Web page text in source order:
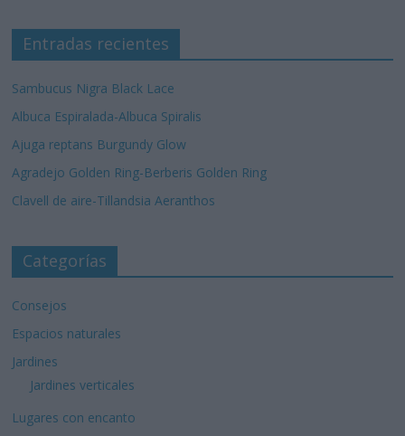
Entradas recientes
Sambucus Nigra Black Lace
Albuca Espiralada-Albuca Spiralis
Ajuga reptans Burgundy Glow
Agradejo Golden Ring-Berberis Golden Ring
Clavell de aire-Tillandsia Aeranthos
Categorías
Consejos
Espacios naturales
Jardines
Jardines verticales
Lugares con encanto